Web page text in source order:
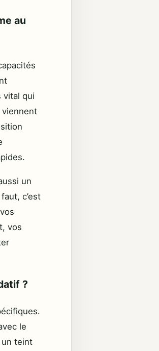
au
vital qui
viennent
un
c’est
vos
?
le
un teint